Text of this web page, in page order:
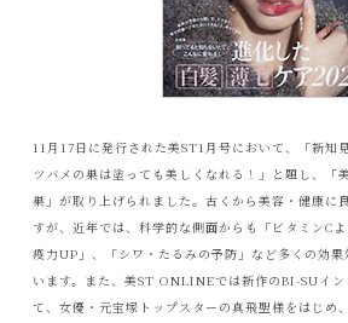
11月17日に発行された美ST1月号において、「新知
ツバメの巣は塗っても美しくなれる！」と題し、「
巣」が取り上げられました。古くから美容・健康に
すが、近年では、科学的な側面からも「ビタミンC
疫力UP」、「シワ・たるみの予防」など多くの効
います。また、美ST ONLINEでは新作のBI-SUイン
て、女優・元宝塚トップスターの真飛聖様をはじめ